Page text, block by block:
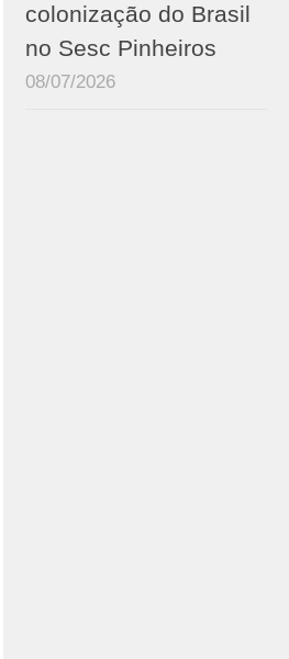
colonização do Brasil
no Sesc Pinheiros
08/07/2026